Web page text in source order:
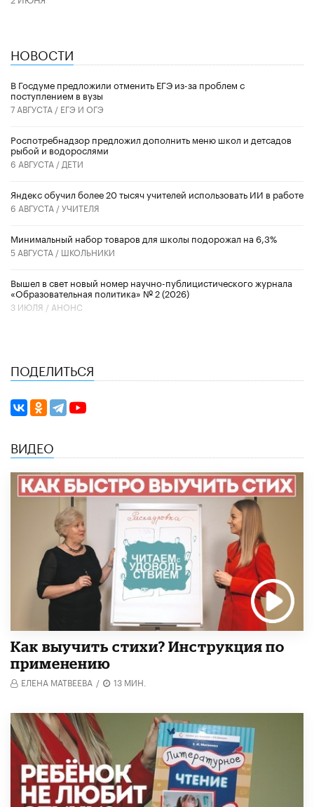
НОВОСТИ
В Госдуме предложили отменить ЕГЭ из-за проблем с
поступлением в вузы
7 АВГУСТА / ЕГЭ И ОГЭ
Роспотребнадзор предложил дополнить меню школ и детсадов
рыбой и водорослями
6 АВГУСТА / ДЕТИ
​Яндекс обучил более 20 тысяч учителей использовать ИИ в работе
6 АВГУСТА /УЧИТЕЛЯ
Минимальный набор товаров для школы подорожал на 6,3%
5 АВГУСТА / ШКОЛЬНИКИ
Вышел в свет новый номер научно-публицистического журнала
«Образовательная политика» № 2 (2026)
3 ИЮЛЯ / АНОНС
ПОДЕЛИТЬСЯ
ВИДЕО
Как выучить стихи? Инструкция по
применению
ЕЛЕНА МАТВЕЕВА / 13 МИН.